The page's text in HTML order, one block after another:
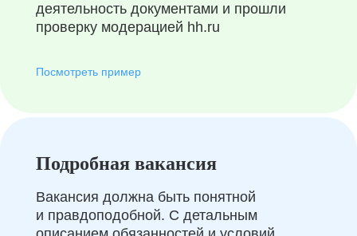
деятельность документами и прошли
проверку модерацией hh.ru
Посмотреть пример
Подробная вакансия
Вакансия должна быть понятной
и правдоподобной. С детальным